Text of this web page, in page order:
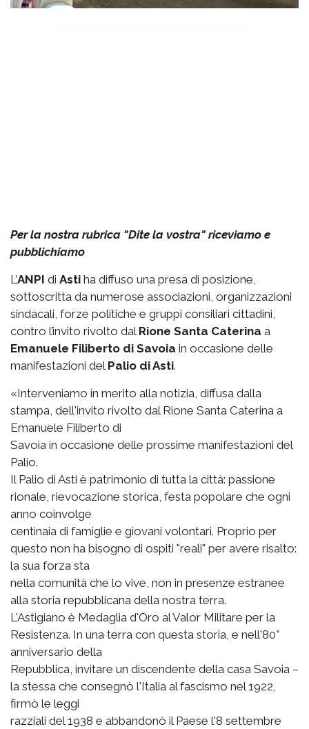
Per la nostra rubrica "Dite la vostra" riceviamo e
pubblichiamo
L’ANPI di Asti ha diffuso una presa di posizione,
sottoscritta da numerose associazioni, organizzazioni
sindacali, forze politiche e gruppi consiliari cittadini,
contro l’invito rivolto dal Rione Santa Caterina a
Emanuele Filiberto di Savoia in occasione delle
manifestazioni del Palio di Asti.
«Interveniamo in merito alla notizia, diffusa dalla
stampa, dell'invito rivolto dal Rione Santa Caterina a
Emanuele Filiberto di
Savoia in occasione delle prossime manifestazioni del
Palio.
Il Palio di Asti è patrimonio di tutta la città: passione
rionale, rievocazione storica, festa popolare che ogni
anno coinvolge
centinaia di famiglie e giovani volontari. Proprio per
questo non ha bisogno di ospiti "reali" per avere risalto:
la sua forza sta
nella comunità che lo vive, non in presenze estranee
alla storia repubblicana della nostra terra.
L'Astigiano è Medaglia d'Oro al Valor Militare per la
Resistenza. In una terra con questa storia, e nell'80°
anniversario della
Repubblica, invitare un discendente della casa Savoia –
la stessa che consegnò l'Italia al fascismo nel 1922,
firmò le leggi
razziali del 1938 e abbandonò il Paese l'8 settembre